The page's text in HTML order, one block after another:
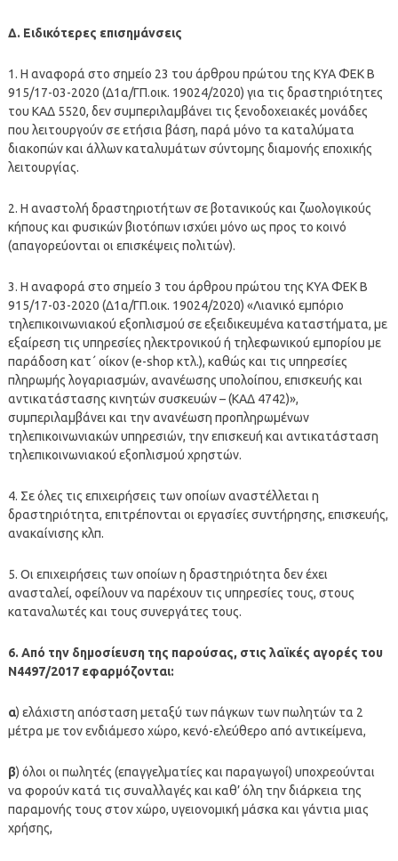
Δ. Ειδικότερες επισημάνσεις
1. Η αναφορά στο σημείο 23 του άρθρου πρώτου της ΚΥΑ ΦΕΚ Β
915/17-03-2020 (Δ1α/ΓΠ.οικ. 19024/2020) για τις δραστηριότητες
του ΚΑΔ 5520, δεν συμπεριλαμβάνει τις ξενοδοχειακές μονάδες
που λειτουργούν σε ετήσια βάση, παρά μόνο τα καταλύματα
διακοπών και άλλων καταλυμάτων σύντομης διαμονής εποχικής
λειτουργίας.
2. Η αναστολή δραστηριοτήτων σε βοτανικούς και ζωολογικούς
κήπους και φυσικών βιοτόπων ισχύει μόνο ως προς το κοινό
(απαγορεύονται οι επισκέψεις πολιτών).
3. Η αναφορά στο σημείο 3 του άρθρου πρώτου της ΚΥΑ ΦΕΚ Β
915/17-03-2020 (Δ1α/ΓΠ.οικ. 19024/2020) «Λιανικό εμπόριο
τηλεπικοινωνιακού εξοπλισμού σε εξειδικευμένα καταστήματα, με
εξαίρεση τις υπηρεσίες ηλεκτρονικού ή τηλεφωνικού εμπορίου με
παράδοση κατ΄ οίκον (e-shop κτλ.), καθώς και τις υπηρεσίες
πληρωμής λογαριασμών, ανανέωσης υπολοίπου, επισκευής και
αντικατάστασης κινητών συσκευών – (ΚΑΔ 4742)»,
συμπεριλαμβάνει και την ανανέωση προπληρωμένων
τηλεπικοινωνιακών υπηρεσιών, την επισκευή και αντικατάσταση
τηλεπικοινωνιακού εξοπλισμού χρηστών.
4. Σε όλες τις επιχειρήσεις των οποίων αναστέλλεται η
δραστηριότητα, επιτρέπονται οι εργασίες συντήρησης, επισκευής,
ανακαίνισης κλπ.
5. Οι επιχειρήσεις των οποίων η δραστηριότητα δεν έχει
ανασταλεί, οφείλουν να παρέχουν τις υπηρεσίες τους, στους
καταναλωτές και τους συνεργάτες τους.
6. Από την δημοσίευση της παρούσας, στις λαϊκές αγορές του
Ν4497/2017 εφαρμόζονται:
α) ελάχιστη απόσταση μεταξύ των πάγκων των πωλητών τα 2
μέτρα με τον ενδιάμεσο χώρο, κενό-ελεύθερο από αντικείμενα,
β) όλοι οι πωλητές (επαγγελματίες και παραγωγοί) υποχρεούνται
να φορούν κατά τις συναλλαγές και καθ’ όλη την διάρκεια της
παραμονής τους στον χώρο, υγειονομική μάσκα και γάντια μιας
χρήσης,